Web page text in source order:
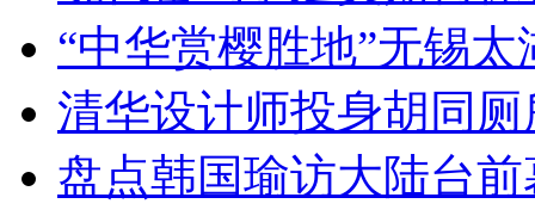
“中华赏樱胜地”无锡
清华设计师投身胡同
盘点韩国瑜访大陆台